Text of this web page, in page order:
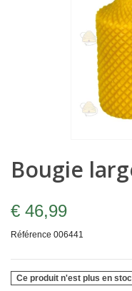
Bougie
€ 46,99
Référence 006441
Ce produit n'est plus en